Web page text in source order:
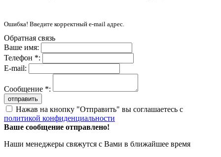
Ошибка! Введите корректный e-mail адрес.
Обратная связь
Ваше имя:
Телефон *:
E-mail:
Сообщение *:
отправить
Нажав на кнопку "Отправить" вы соглашаетесь с
политикой конфиденциальности
Ваше сообщение отправлено!
Наши менеджеры свяжутся с Вами в ближайшее время